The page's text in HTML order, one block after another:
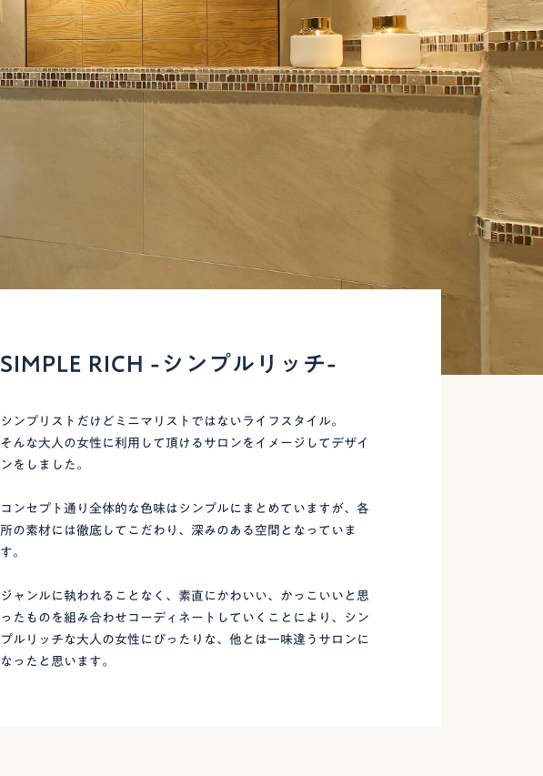
SIMPLE RICH -シンプルリッチ-
シンプリストだけどミニマリストではないライフスタイル。
そんな大人の女性に利用して頂けるサロンをイメージしてデザイ
ンをしました。
コンセプト通り全体的な色味はシンプルにまとめていますが、各
所の素材には徹底してこだわり、深みのある空間となっていま
す。
ジャンルに執われることなく、素直にかわいい、かっこいいと思
ったものを組み合わせコーディネートしていくことにより、シン
プルリッチな大人の女性にぴったりな、他とは一味違うサロンに
なったと思います。